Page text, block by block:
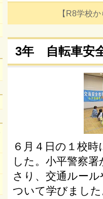
【R8学校
3年 自転車安
６月４日の１校
した。小平警察
さり、交通ルー
ついて学びまし